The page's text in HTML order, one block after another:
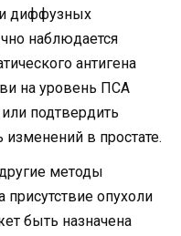
диффузных
наблюдается
антигена
на уровень ПСА
подтвердить
изменений в простате.
методы
опухоли
быть назначена